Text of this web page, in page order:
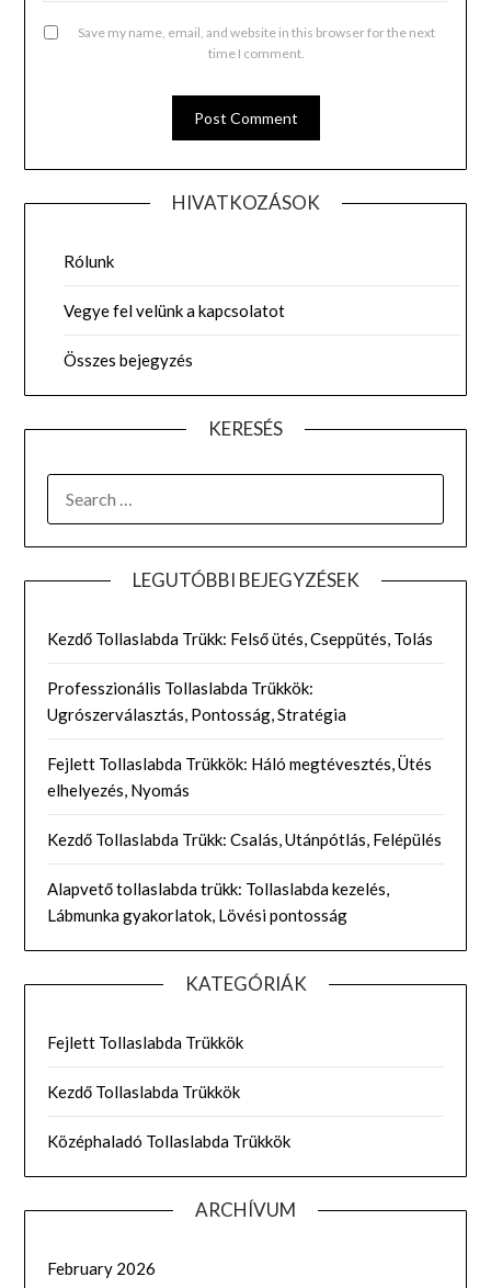
Save my name, email, and website in this browser for the next
time I comment.
HIVATKOZÁSOK
Rólunk
Vegye fel velünk a kapcsolatot
Összes bejegyzés
KERESÉS
FOR:
LEGUTÓBBI BEJEGYZÉSEK
Kezdő Tollaslabda Trükk: Felső ütés, Cseppütés, Tolás
Professzionális Tollaslabda Trükkök:
Ugrószerválasztás, Pontosság, Stratégia
Fejlett Tollaslabda Trükkök: Háló megtévesztés, Ütés
elhelyezés, Nyomás
Kezdő Tollaslabda Trükk: Csalás, Utánpótlás, Felépülés
Alapvető tollaslabda trükk: Tollaslabda kezelés,
Lábmunka gyakorlatok, Lövési pontosság
KATEGÓRIÁK
Fejlett Tollaslabda Trükkök
Kezdő Tollaslabda Trükkök
Középhaladó Tollaslabda Trükkök
ARCHÍVUM
February 2026